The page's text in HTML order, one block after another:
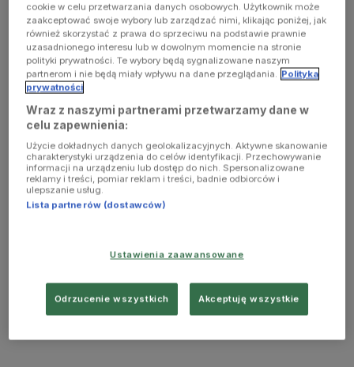
cookie w celu przetwarzania danych osobowych. Użytkownik może
zaakceptować swoje wybory lub zarządzać nimi, klikając poniżej, jak
również skorzystać z prawa do sprzeciwu na podstawie prawnie
uzasadnionego interesu lub w dowolnym momencie na stronie
polityki prywatności. Te wybory będą sygnalizowane naszym
partnerom i nie będą miały wpływu na dane przeglądania. Polityka
prywatności
Wraz z naszymi partnerami przetwarzamy dane w
celu zapewnienia:
Użycie dokładnych danych geolokalizacyjnych. Aktywne skanowanie
charakterystyki urządzenia do celów identyfikacji. Przechowywanie
informacji na urządzeniu lub dostęp do nich. Spersonalizowane
reklamy i treści, pomiar reklam i treści, badnie odbiorców i
ulepszanie usług.
Lista partnerów (dostawców)
Ustawienia zaawansowane
Odrzucenie wszystkich Akceptuję wszystkie